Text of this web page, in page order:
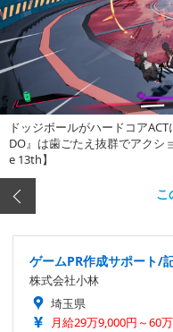
ドッジボールがハードコア
DO』は歯ごたえ抜群でアク
e 13th】
こ
ゲームPR作成サポート/
株式会社小林
埼玉県
月給29万9,000円～60